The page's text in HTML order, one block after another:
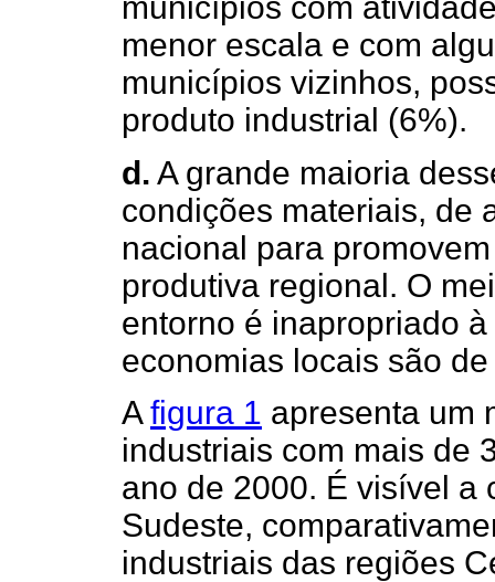
municípios com
menor escala e com
municípios vizinhos,
produto industrial (6%).
d. A grande maioria
condições materiais, de
nacional para
produtiva regional. O
entorno é inapropriado
economias locais são
Afigura 1 apresenta um
industriais com mais de
ano de 2000. É visível a
Sudeste,
industriais das regiões